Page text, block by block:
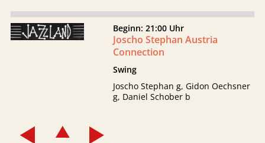
Beginn: 21:00 Uhr
Joscho Stephan Austria
Connection
Swing
Joscho Stephan g, Gidon Oechsner
g, Daniel Schober b